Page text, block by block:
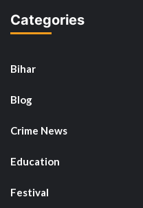
Categories
Bihar
Blog
Crime News
Education
Festival